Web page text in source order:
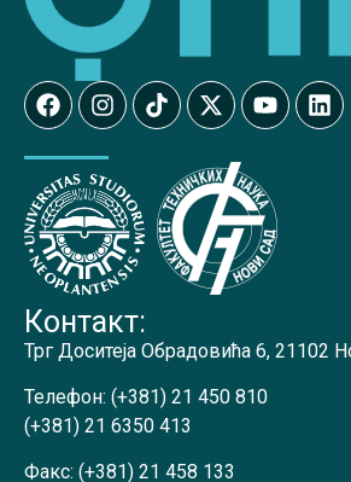
Контакт:
Трг Доситеја Обрадовића 6, 21102
Телефон: (+381) 21 450 810
(+381) 21 6350 413
Факс: (+381) 21 458 133